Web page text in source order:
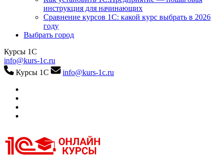
инструкция для начинающих
Сравнение курсов 1С: какой курс выбрать в 2026
году
Выбрать город
Курсы 1С
info@kurs-1c.ru
Курсы 1С
info@kurs-1c.ru